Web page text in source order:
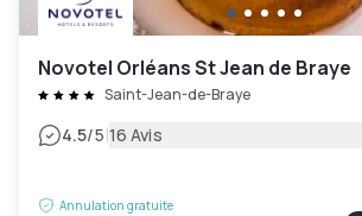
Novotel Orléans St Jean de Braye
Saint-Jean-de-Braye
4.5/5|16 Avis
Annulation gratuite